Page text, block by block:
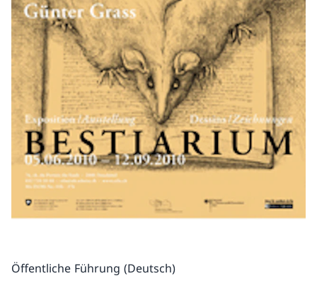
Öffentliche Führung (Deutsch)